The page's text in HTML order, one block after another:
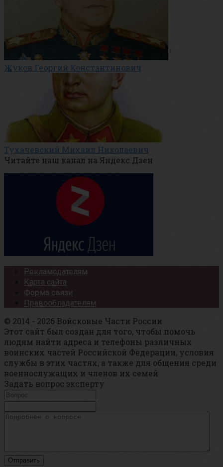
Жуков Георгий Константинович
Тухачевский Михаил Николаевич
Читайте наш канал на Яндекс.Дзен
Рекламодателям
Карта сайта
Форма связи
Правообладателям
© 2014 - 2026 Войсковые Части России
Этот сайт был создан для того, чтобы помочь
людям найти адреса и телефоны различных
воинских частей Российской Федерации, условия
службы в этих частях, а также для общения среди
военнослужащих и членов их семей
Задать вопрос эксперту